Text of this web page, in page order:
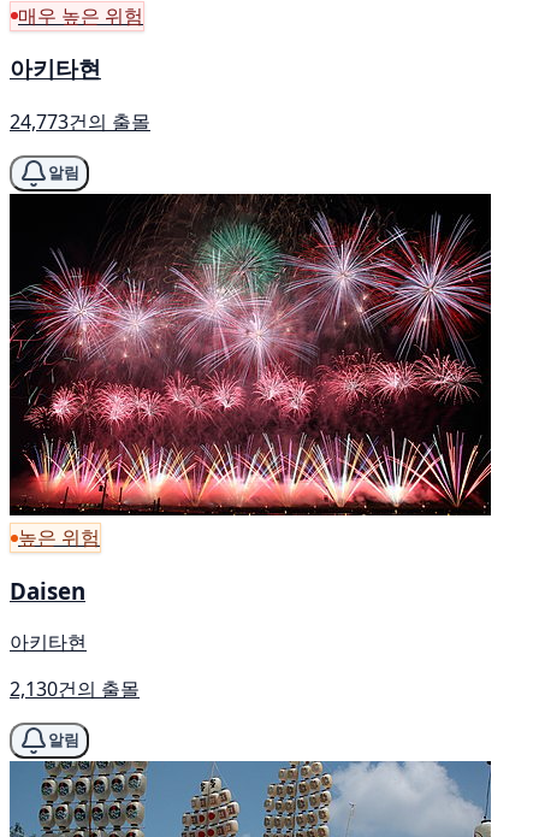
매우 높은 위험
아키타현
24,773건의 출몰
알림
높은 위험
Daisen
아키타현
2,130건의 출몰
알림